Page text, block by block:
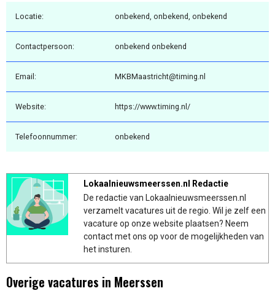
Locatie: onbekend, onbekend, onbekend
Contactpersoon: onbekend onbekend
Email: MKBMaastricht@timing.nl
Website: https://www.timing.nl/
Telefoonnummer: onbekend
Lokaalnieuwsmeerssen.nl Redactie
De redactie van Lokaalnieuwsmeerssen.nl
verzamelt vacatures uit de regio. Wil je zelf een
vacature op onze website plaatsen? Neem
contact met ons op voor de mogelijkheden van
het insturen.
Overige vacatures in Meerssen